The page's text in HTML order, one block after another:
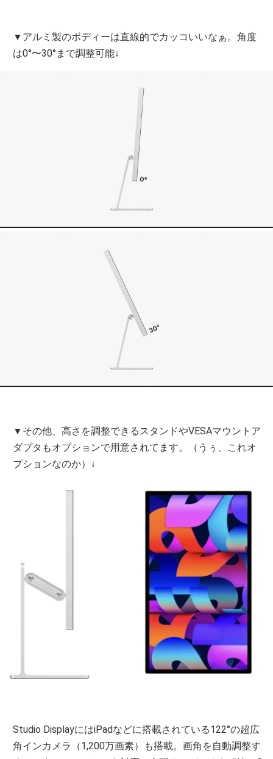
▼アルミ製のボディーは直線的でカッコいいなぁ。角度
は0°〜30°まで調整可能↓
▼その他、高さを調整できるスタンドやVESAマウントア
ダプタもオプションで用意されてます。（うぅ、これオ
プションなのか）↓
Studio DisplayにはiPadなどに搭載されている122°の超広
角インカメラ（1,200万画素）も搭載。画角を自動調整す